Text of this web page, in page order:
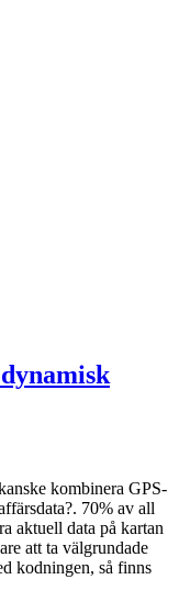
kombinera GPS-
70% av all
aktuell data på kartan
att ta välgrundade
kodningen, så finns